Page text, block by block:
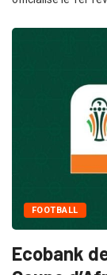
FOOTBALL
Ecobank